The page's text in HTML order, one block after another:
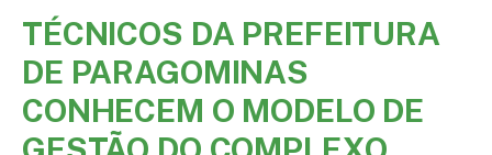
TÉCNICOS DA PREFEITURA
DE PARAGOMINAS
CONHECEM O MODELO DE